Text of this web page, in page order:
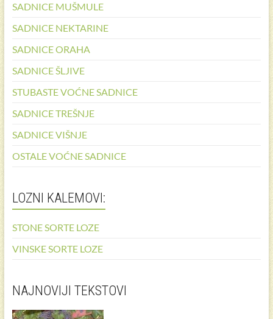
SADNICE MUŠMULE
SADNICE NEKTARINE
SADNICE ORAHA
SADNICE ŠLJIVE
STUBASTE VOĆNE SADNICE
SADNICE TREŠNJE
SADNICE VIŠNJE
OSTALE VOĆNE SADNICE
LOZNI KALEMOVI:
STONE SORTE LOZE
VINSKE SORTE LOZE
NAJNOVIJI TEKSTOVI